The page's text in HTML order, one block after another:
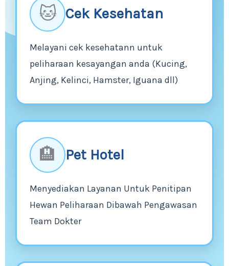
🐱 Cek Kesehatan
Melayani cek kesehatann untuk
peliharaan kesayangan anda (Kucing,
Anjing, Kelinci, Hamster, Iguana dll)
🏨 Pet Hotel
Menyediakan Layanan Untuk Penitipan
Hewan Peliharaan Dibawah Pengawasan
Team Dokter